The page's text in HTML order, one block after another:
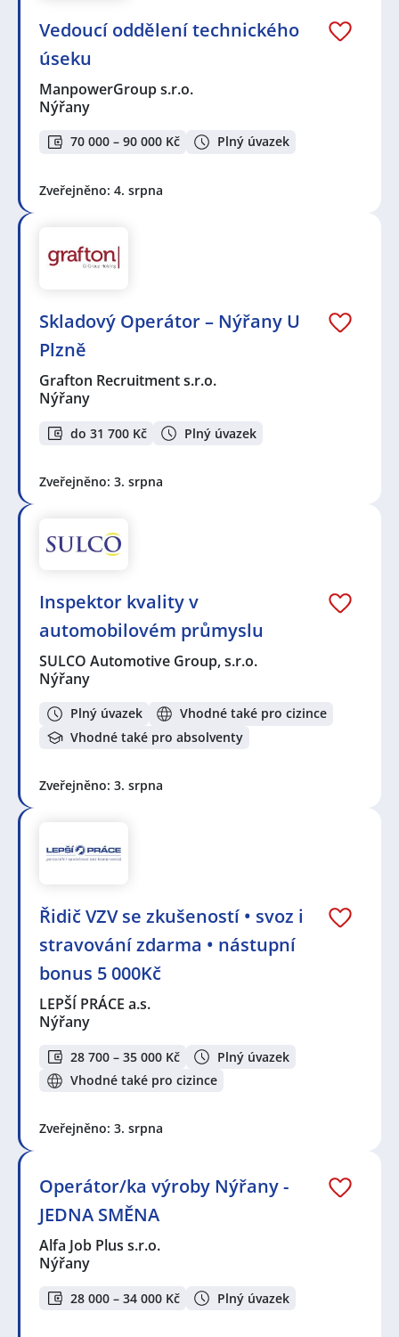
Vedoucí oddělení technického
úseku
ManpowerGroup s.r.o.
Nýřany
70 000 – 90 000 Kč Plný úvazek
Zveřejněno: 4. srpna
Skladový Operátor – Nýřany U
Plzně
Grafton Recruitment s.r.o.
Nýřany
do 31 700 Kč Plný úvazek
Zveřejněno: 3. srpna
Inspektor kvality v
automobilovém průmyslu
SULCO Automotive Group, s.r.o.
Nýřany
Plný úvazek
Vhodné také pro cizince
Vhodné také pro absolventy
Zveřejněno: 3. srpna
Řidič VZV se zkušeností • svoz i
stravování zdarma • nástupní
bonus 5 000Kč
LEPŠÍ PRÁCE a.s.
Nýřany
28 700 – 35 000 Kč
Plný úvazek
Vhodné také pro cizince
Zveřejněno: 3. srpna
Operátor/ka výroby Nýřany -
JEDNA SMĚNA
Alfa Job Plus s.r.o.
Nýřany
28 000 – 34 000 Kč Plný úvazek